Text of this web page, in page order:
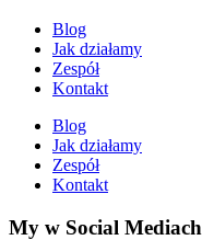
Blog
Jak działamy
Zespół
Kontakt
Blog
Jak działamy
Zespół
Kontakt
My w Social Mediach